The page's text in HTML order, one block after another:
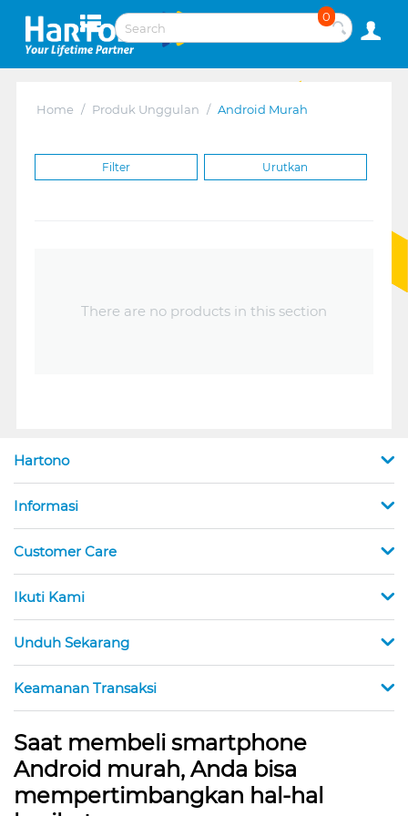
0
Home / Produk Unggulan / Android Murah
Filter Urutkan
There are no products in this section
Hartono
Informasi
Customer Care
Ikuti Kami
Unduh Sekarang
Keamanan Transaksi
Saat membeli smartphone
Android murah, Anda bisa
mempertimbangkan hal-hal